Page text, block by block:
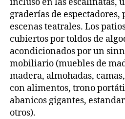
graderías de espectadores,
escenas teatrales. Los
cubiertos por toldos de
acondicionados por un
mobiliario (muebles de
madera, almohadas,
con alimentos, trono
abanicos gigantes,
otros).